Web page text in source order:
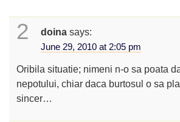
2 doina says:
June 29, 2010 at 2:05 pm
Oribila situatie; nimeni n-o sa poata
nepotului, chiar daca burtosul o sa
sincer…